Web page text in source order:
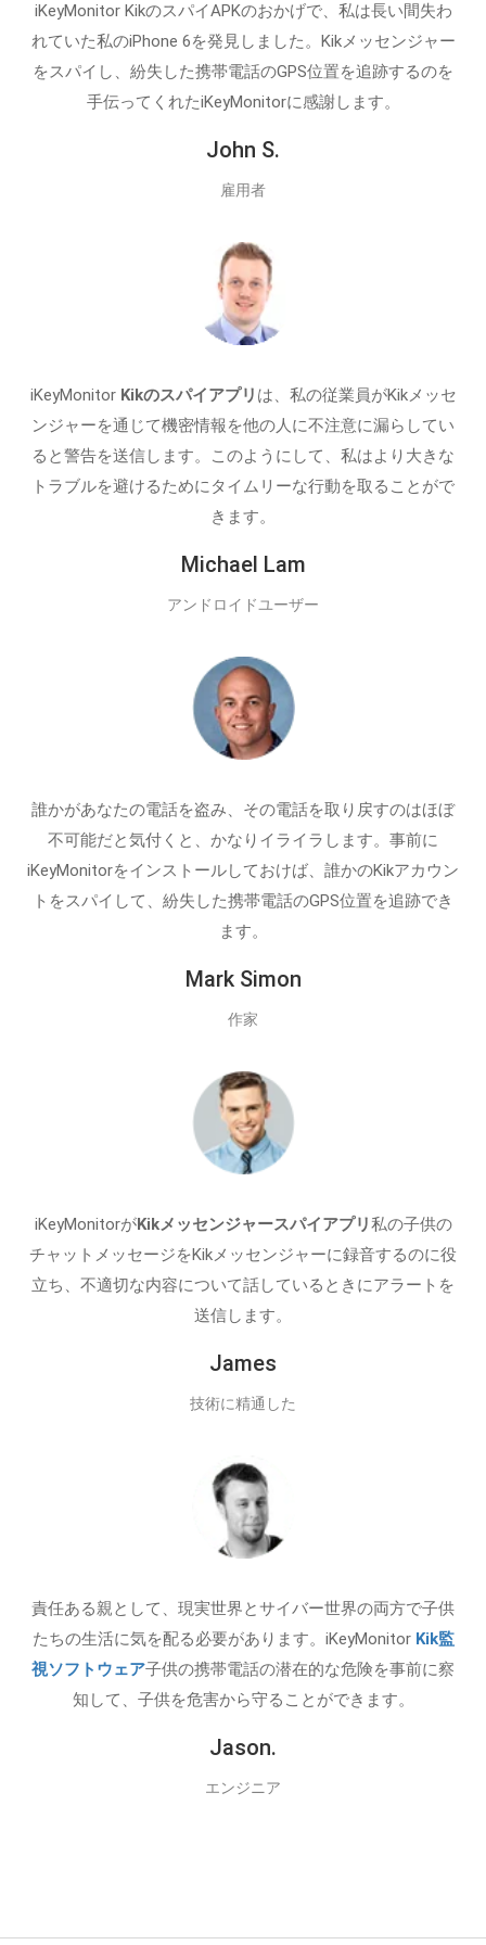
iKeyMonitor KikのスパイAPKのおかげで、私は長い間失わ
れていた私のiPhone 6を発見しました。Kikメッセンジャー
をスパイし、紛失した携帯電話のGPS位置を追跡するのを
手伝ってくれたiKeyMonitorに感謝します。
John S.
雇用者
iKeyMonitor Kikのスパイアプリ は、私の従業員がKikメッセ
ンジャーを通じて機密情報を他の人に不注意に漏らしてい
ると警告を送信します。このようにして、私はより大きな
トラブルを避けるためにタイムリーな行動を取ることがで
きます。
Michael Lam
アンドロイドユーザー
誰かがあなたの電話を盗み、その電話を取り戻すのはほぼ
不可能だと気付くと、かなりイライラします。事前に
iKeyMonitorをインストールしておけば、誰かのKikアカウン
トをスパイして、紛失した携帯電話のGPS位置を追跡でき
ます。
Mark Simon
作家
iKeyMonitorがKikメッセンジャースパイアプリ私の子供の
チャットメッセージをKikメッセンジャーに録音するのに役
立ち、不適切な内容について話しているときにアラートを
送信します。
James
技術に精通した
責任ある親として、現実世界とサイバー世界の両方で子供
たちの生活に気を配る必要があります。iKeyMonitor Kik監
視ソフトウェア子供の携帯電話の潜在的な危険を事前に察
知して、子供を危害から守ることができます。
Jason.
エンジニア